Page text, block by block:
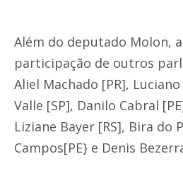
Além do deputado Molon,
participação de outros
Aliel Machado [PR],
Valle [SP], Danilo Cabral
Liziane Bayer [RS], Bira do
Campos[PE} e Denis